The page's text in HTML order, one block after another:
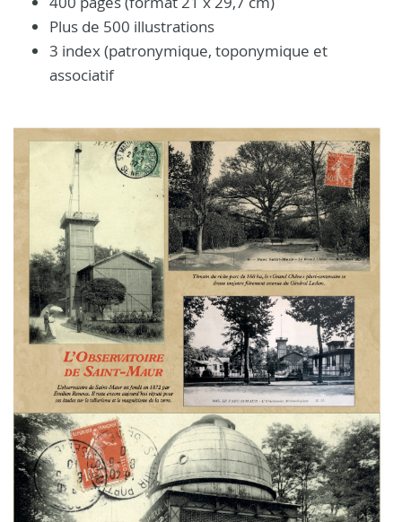
Plus de 500 illustrations
3 index (patronymique, toponymique et
associatif